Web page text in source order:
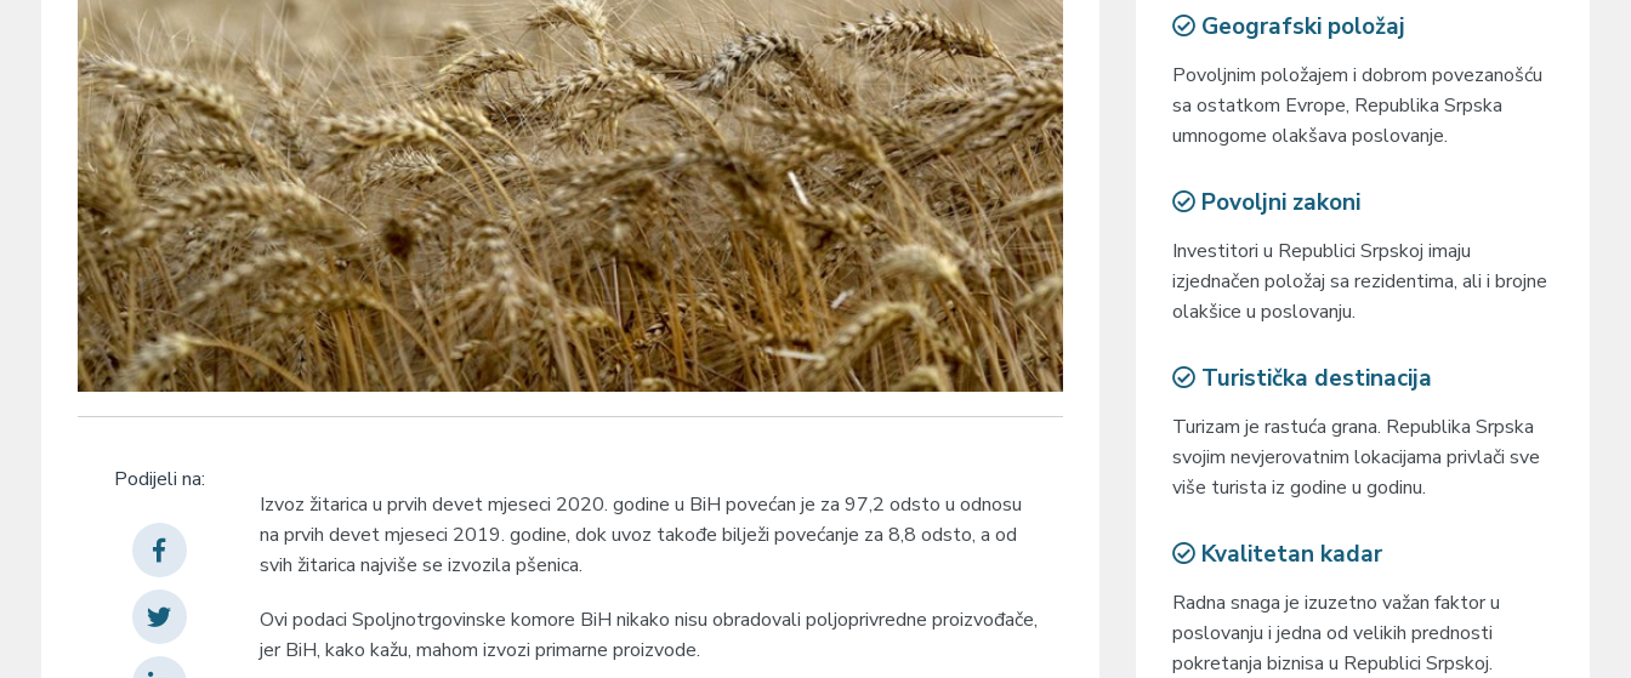
Podijeli na:
Izvoz žitarica u prvih devet mjeseci 2020. godine u BiH povećan je za 97,2 odsto u odnosu
na prvih devet mjeseci 2019. godine, dok uvoz takođe bilježi povećanje za 8,8 odsto, a od
svih žitarica najviše se izvozila pšenica.
Ovi podaci Spoljnotrgovinske komore BiH nikako nisu obradovali poljoprivredne proizvođače,
jer BiH, kako kažu, mahom izvozi primarne proizvode.
Geografski položaj
Povoljnim položajem i dobrom povezanošću
sa ostatkom Evrope, Republika Srpska
umnogome olakšava poslovanje.
Povoljni zakoni
Investitori u Republici Srpskoj imaju
izjednačen položaj sa rezidentima, ali i brojne
olakšice u poslovanju.
Turistička destinacija
Turizam je rastuća grana. Republika Srpska
svojim nevjerovatnim lokacijama privlači sve
više turista iz godine u godinu.
Kvalitetan kadar
Radna snaga je izuzetno važan faktor u
poslovanju i jedna od velikih prednosti
pokretanja biznisa u Republici Srpskoj.